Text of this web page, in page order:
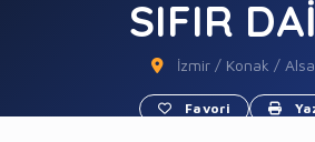
SIFIR
İzmir / Konak /
Favori